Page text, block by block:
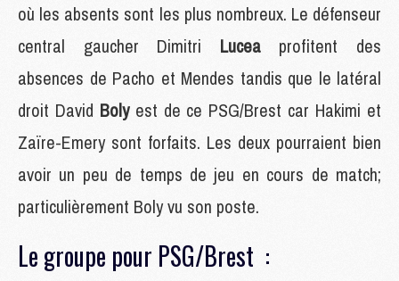
où les absents sont les plus nombreux. Le défenseur
central gaucher Dimitri Lucea profitent des
absences de Pacho et Mendes tandis que le latéral
droit David Boly est de ce PSG/Brest car Hakimi et
Zaïre-Emery sont forfaits. Les deux pourraient bien
avoir un peu de temps de jeu en cours de match;
particulièrement Boly vu son poste.
Le groupe pour PSG/Brest :